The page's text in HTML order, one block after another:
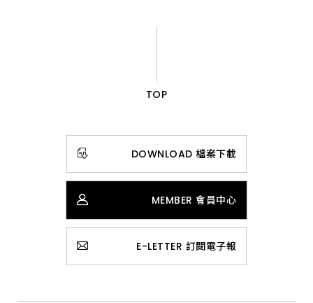
TOP
DOWNLOAD 檔案下載
MEMBER 會員中心
E-LETTER 訂閱電子報